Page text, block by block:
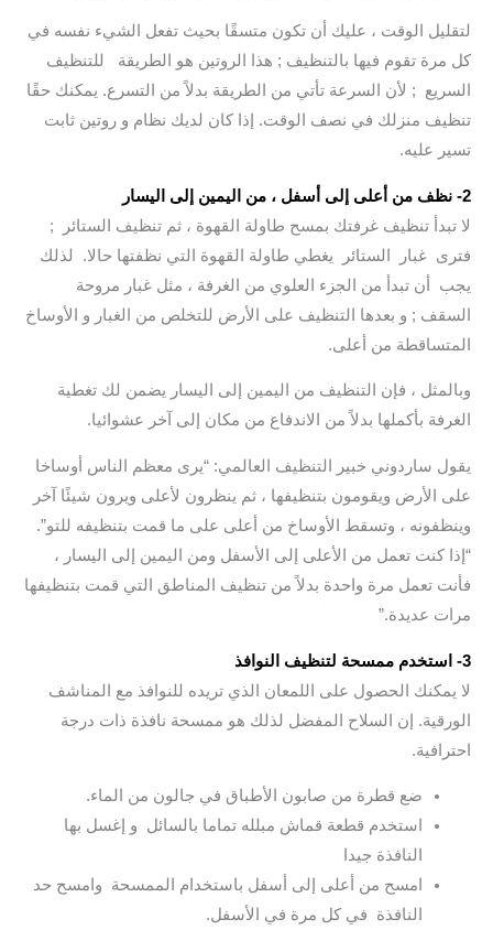
لتقليل الوقت ، عليك أن تكون متسقًا بحيث تفعل الشيء نفسه في
كل مرة تقوم فيها بالتنظيف ; هذا الروتين هو الطريقة للتنظيف
السريع ; لأن السرعة تأتي من الطريقة بدلاً من التسرع. يمكنك حقًا
تنظيف منزلك في نصف الوقت. إذا كان لديك نظام و روتين ثابت
تسير عليه.
2- نظف من أعلى إلى أسفل ، من اليمين إلى اليسار
لا تبدأ تنظيف غرفتك بمسح طاولة القهوة ، ثم تنظيف الستائر ;
فترى غبار الستائر يغطي طاولة القهوة التي نظفتها حالا. لذلك
يجب أن تبدأ من الجزء العلوي من الغرفة ، مثل غبار مروحة
السقف ; و بعدها التنظيف على الأرض للتخلص من الغبار و الأوساخ
المتساقطة من أعلى.
وبالمثل ، فإن التنظيف من اليمين إلى اليسار يضمن لك تغطية
الغرفة بأكملها بدلاً من الاندفاع من مكان إلى آخر عشوائيا.
يقول ساردوني خبير التنظيف العالمي: “يرى معظم الناس أوساخا
على الأرض ويقومون بتنظيفها ، ثم ينظرون لأعلى ويرون شيئًا آخر
وينظفونه ، وتسقط الأوساخ من أعلى على ما قمت بتنظيفه للتو”.
“إذا كنت تعمل من الأعلى إلى الأسفل ومن اليمين إلى اليسار ،
فأنت تعمل مرة واحدة بدلاً من تنظيف المناطق التي قمت بتنظيفها
مرات عديدة.”
3- استخدم ممسحة لتنظيف النوافذ
لا يمكنك الحصول على اللمعان الذي تريده للنوافذ مع المناشف
الورقية. إن السلاح المفضل لذلك هو ممسحة نافذة ذات درجة
احترافية.
ضع قطرة من صابون الأطباق في جالون من الماء.
استخدم قطعة قماش مبلله تماما بالسائل و إغسل بها
النافذة جيدا
امسح من أعلى إلى أسفل باستخدام الممسحة وامسح حد
النافذة في كل مرة في الأسفل.